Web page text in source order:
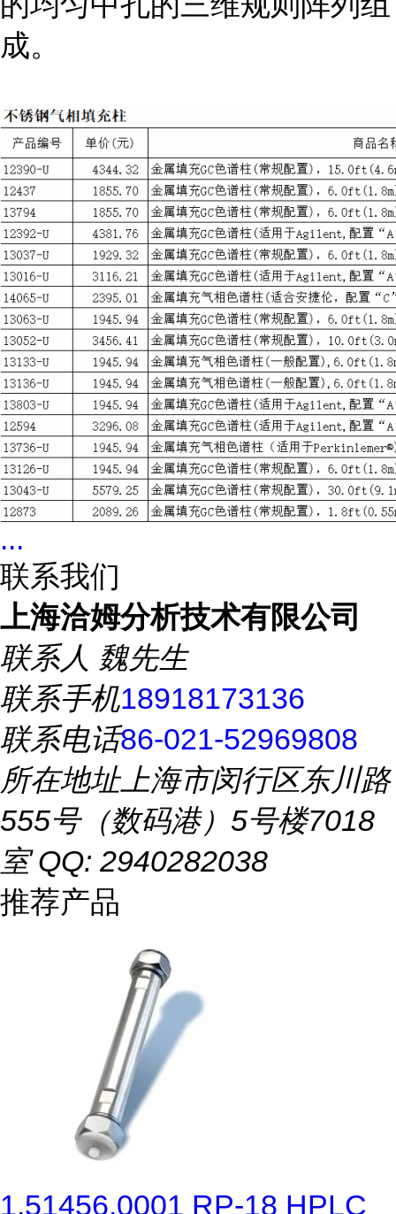
成。
...
联系我们
上海洽姆分析技术有限公司
联系人 魏先生
联系手机18918173136
联系电话86-021-52969808
所在地址上海市闵行区东川路
555号（数码港）5号楼7018
室 QQ: 2940282038
推荐产品
1.51456.0001 RP-18 HPLC